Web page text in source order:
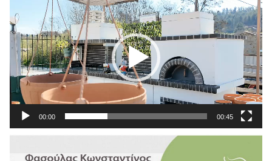
Αναπαραγωγής
Βίντεο
00:00 00:45